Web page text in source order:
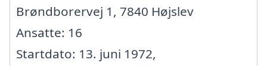
Brøndborervej 1, 7840 Højslev
Ansatte: 16
Startdato: 13. juni 1972,